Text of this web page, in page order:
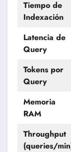
Tiempo de
Indexación
Latencia de
Query
Tokens por
Query
Memoria
RAM
Throughput
(queries/